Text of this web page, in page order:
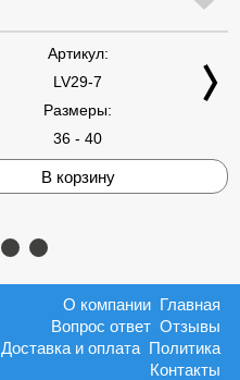
Артикул:
LV29-7
Размеры:
36 - 40
В корзину
Главная
О компании
Отзывы
Вопрос ответ
Политика
Доставка и оплата
Контакты